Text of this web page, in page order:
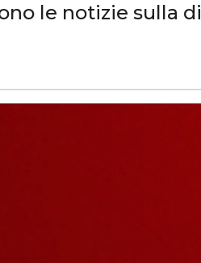
le notizie sulla